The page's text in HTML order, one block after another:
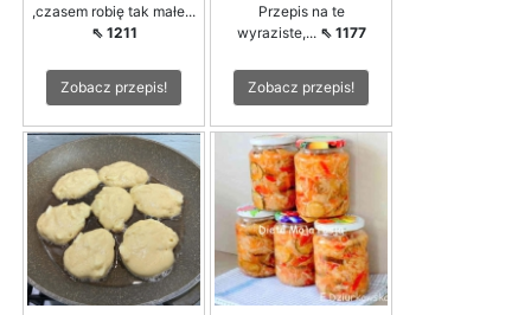
,czasem robię tak małe...
⇖ 1211
Zobacz przepis!
Przepis na te
wyraziste,... ⇖ 1177
Zobacz przepis!